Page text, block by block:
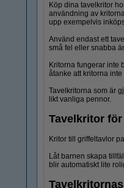
Köp dina tavelkritor
användning av
upp exempelvis
Använd endast ett
små fel eller snabba
Kritorna fungerar inte
åtanke att kritorna
Tavelkritorna som är
likt vanliga pennor.
Tavelkritor
Kritor till griffeltavlor
Låt barnen skapa
blir automatiskt lite